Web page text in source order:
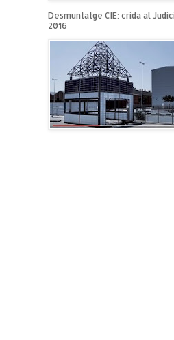
Desmuntatge CIE: crida al
2016